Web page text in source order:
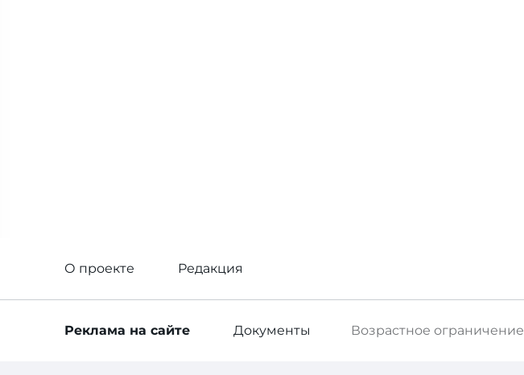
О проекте Редакция
Возрастное ограничение
Реклама на сайте Документы